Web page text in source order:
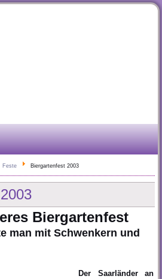
Feste Biergartenfest 2003
Biergartenfest
man mit Schwenkern und
Der Saarländer an